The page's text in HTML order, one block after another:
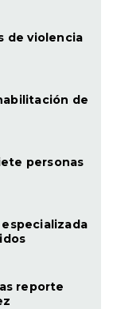
de violencia
de
personas
reporte